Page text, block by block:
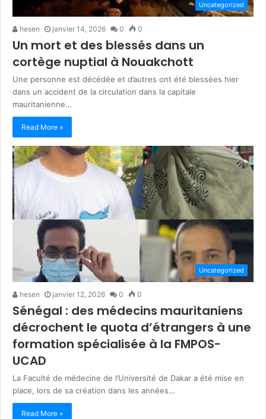
Uncategorized
hesen janvier 14, 2026 0 0
Un mort et des blessés dans un
cortège nuptial à Nouakchott
Une personne est décédée et d’autres ont été blessées hier
dans un accident de la circulation dans la capitale
mauritanienne…
Read More »
Uncategorized
hesen janvier 12, 2026 0 0
Sénégal : des médecins mauritaniens
décrochent le quota d’étrangers à une
formation spécialisée à la FMPOS-
UCAD
La Faculté de médecine de l’Université de Dakar a été mise en
place, lors de sa création dans les années…
Read More »